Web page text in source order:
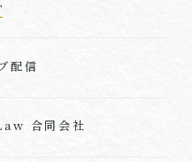
配信
合同会社